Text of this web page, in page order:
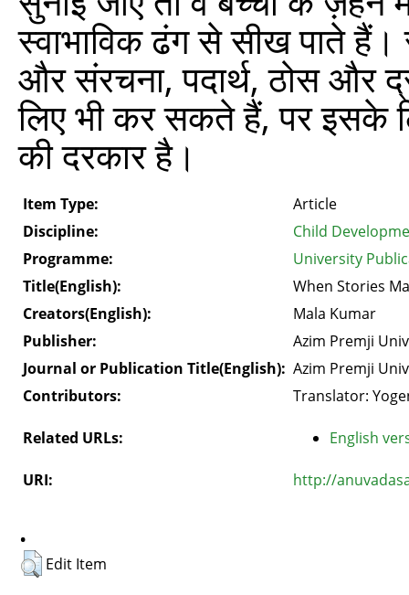
स्वाभाविक ढंग से सीख पाते
और संरचना, पदार्थ, ठोस और
लिए भी कर सकते हैं, पर इसके
की दरकार है।
Item Type:
Article
Discipline:
Child
Programme:
University
Title(English):
When Stories
Creators(English):
Mala Kumar
Publisher:
Azim Premji
Journal or Publication Title(English): Azim Premji
Contributors:
Translator:
Related URLs: English
URI: http://
.
Edit Item